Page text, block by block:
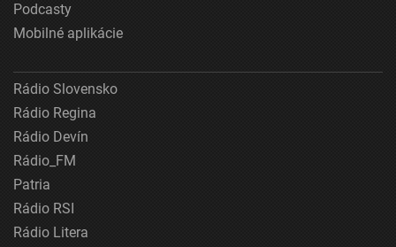
Podcasty
Mobilné aplikácie
Rádio Slovensko
Rádio Regina
Rádio Devín
Rádio_FM
Patria
Rádio RSI
Rádio Litera